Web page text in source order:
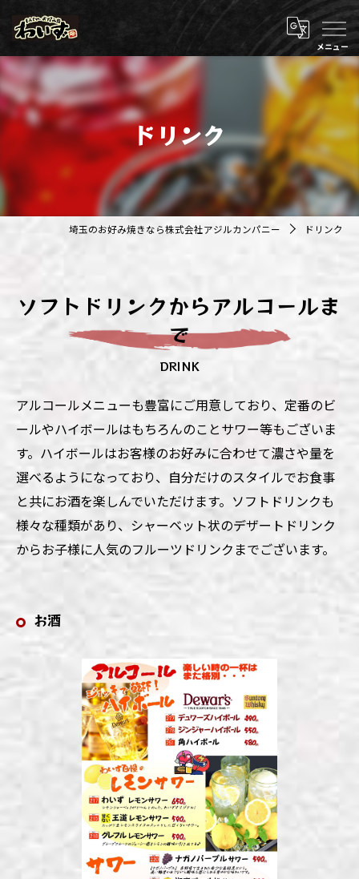
ドリンク
埼玉のお好み焼きなら株式会社アジルカンパニー ドリンク
ソフトドリンクからアルコールま
で
DRINK
アルコールメニューも豊富にご用意しており、定番のビ
ールやハイボールはもちろんのことサワー等もございま
す。ハイボールはお客様のお好みに合わせて濃さや量を
選べるようになっており、自分だけのスタイルでお食事
と共にお酒を楽しんでいただけます。ソフトドリンクも
様々な種類があり、シャーベット状のデザートドリンク
からお子様に人気のフルーツドリンクまでございます。
お酒